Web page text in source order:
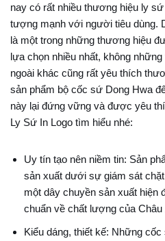
nay có rất nhiều thương hiệu ly
tượng mạnh với người tiêu dùng.
là một trong những thương hiệu
lựa chọn nhiều nhất, không
ngoài khác cũng rất yêu thích
sản phẩm bộ cốc sứ Dong Hwa
này lại đứng vững và được yêu
Ly Sứ In Logo tìm hiểu nhé:
Uy tín tạo nên niềm tin: Sản
sản xuất dưới sự giám sát
một dây chuyền sản xuất hiện
chuẩn về chất lượng của Châu
Kiểu dáng, thiết kế: Những